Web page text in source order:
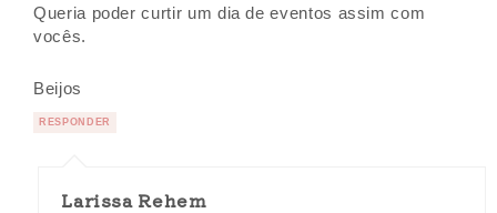
Queria poder curtir um dia de eventos assim com
vocês.
Beijos
RESPONDER
Larissa Rehem